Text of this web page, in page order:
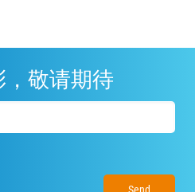
敬请期待